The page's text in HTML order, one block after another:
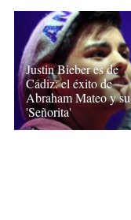
Justin Bieber es de
Cádiz: el éxito de
Abraham Mateo y su
'Señorita'